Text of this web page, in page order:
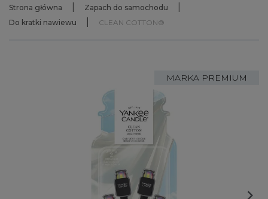
Strona główna
Zapach do samochodu
Do kratki nawiewu
CLEAN COTTON®
MARKA PREMIUM